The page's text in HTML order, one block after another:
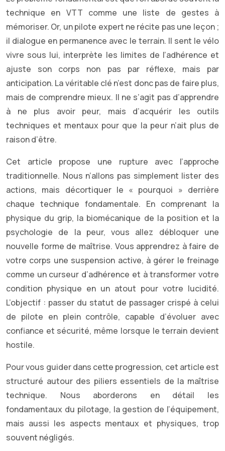
technique en VTT comme une liste de gestes à
mémoriser. Or, un pilote expert ne récite pas une leçon ;
il dialogue en permanence avec le terrain. Il sent le vélo
vivre sous lui, interprète les limites de l’adhérence et
ajuste son corps non pas par réflexe, mais par
anticipation. La véritable clé n’est donc pas de faire plus,
mais de comprendre mieux. Il ne s’agit pas d’apprendre
à ne plus avoir peur, mais d’acquérir les outils
techniques et mentaux pour que la peur n’ait plus de
raison d’être.
Cet article propose une rupture avec l’approche
traditionnelle. Nous n’allons pas simplement lister des
actions, mais décortiquer le « pourquoi » derrière
chaque technique fondamentale. En comprenant la
physique du grip, la biomécanique de la position et la
psychologie de la peur, vous allez débloquer une
nouvelle forme de maîtrise. Vous apprendrez à faire de
votre corps une suspension active, à gérer le freinage
comme un curseur d’adhérence et à transformer votre
condition physique en un atout pour votre lucidité.
L’objectif : passer du statut de passager crispé à celui
de pilote en plein contrôle, capable d’évoluer avec
confiance et sécurité, même lorsque le terrain devient
hostile.
Pour vous guider dans cette progression, cet article est
structuré autour des piliers essentiels de la maîtrise
technique. Nous aborderons en détail les
fondamentaux du pilotage, la gestion de l’équipement,
mais aussi les aspects mentaux et physiques, trop
souvent négligés.